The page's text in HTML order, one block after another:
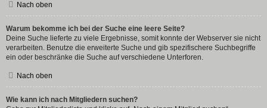
Nach oben
Warum bekomme ich bei der Suche eine leere Seite?
Deine Suche lieferte zu viele Ergebnisse, somit konnte der Webserver sie nicht
verarbeiten. Benutze die erweiterte Suche und gib spezifischere Suchbegriffe
ein oder beschränke die Suche auf verschiedene Unterforen.
Nach oben
Wie kann ich nach Mitgliedern suchen?